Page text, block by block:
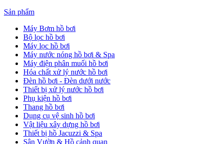
Sản phẩm
Máy Bơm hồ bơi
Bộ lọc hồ bơi
Máy lọc hồ bơi
Máy nước nóng hồ bơi & Spa
Máy điện phân muối hồ bơi
Hóa chất xử lý nước hồ bơi
Đèn hồ bơi - Đèn dưới nước
Thiết bị xử lý nước hồ bơi
Phụ kiện hồ bơi
Thang hồ bơi
Dụng cụ vệ sinh hồ bơi
Vật liệu xây dựng hồ bơi
Thiết bị hồ Jacuzzi & Spa
Sân Vườn & Hồ cảnh quan